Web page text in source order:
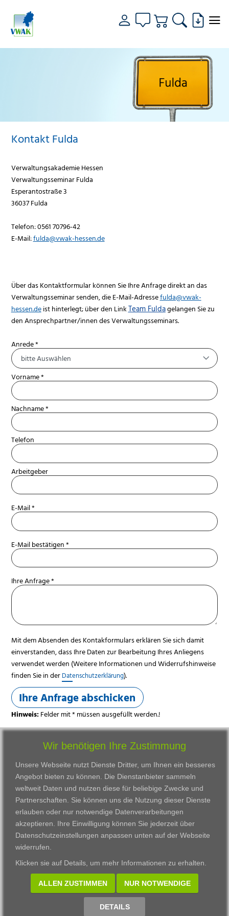
Kontakt Fulda
Verwaltungsakademie Hessen
Verwaltungsseminar Fulda
Esperantostraße 3
36037 Fulda
Telefon: 0561 70796-42
E-Mail:fulda@vwak-hessen.de
Über das Kontaktformular können Sie Ihre Anfrage direkt an das
Verwaltungsseminar senden, die E-Mail-Adressefulda@vwak-
hessen.deist hinterlegt; über den LinkTeam Fuldagelangen Sie zu
den Ansprechpartner/innen des Verwaltungsseminars.
Anrede *
bitte Auswählen
Vorname *
Nachname *
Telefon
Arbeitgeber
E-Mail *
E-Mail bestätigen *
Ihre Anfrage *
Mit dem Absenden des Kontakformulars erklären Sie sich damit
einverstanden, dass Ihre Daten zur Bearbeitung Ihres Anliegens
verwendet werden (Weitere Informationen und Widerrufshinweise
finden Sie in der Datenschutzerklärung).
Ihre Anfrage abschicken
Hinweis:Felder mit * müssen ausgefüllt werden.!
VWAK
Karriere
Links
Impressum
Datenschutzerklärung
Standorte
Darmstadt
Gießen
Kassel
Wiesbaden
Fortbildungszentrum
Bildungsangebot
Ausbildung
Wir benötigen Ihre Zustimmung
Unsere Webseite nutzt Dienste Dritter, um Ihnen ein besseres
Angebot bieten zu können. Die Dienstanbieter sammeln
weltweit Daten und nutzen diese für beliebige Zwecke und
Partnerschaften. Sie können uns die Nutzung dieser Dienste
erlauben oder nur notwendige Datenverarbeitungen
akzeptieren. Ihre Einwilligung können Sie jederzeit über
Datenschutzeinstellungen anpassen unten auf der Webseite
widerrufen.
Klicken sie auf Details, um mehr Informationen zu erhalten.
ALLEN ZUSTIMMEN NUR NOTWENDIGE
DETAILS